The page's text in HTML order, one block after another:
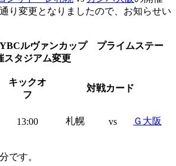
り変更となりましたので、お知らせい
ルヴァンカップ プライムステー
タジアム変更
キックオ
フ
対戦カード
13:00 札幌 vs Ｇ大阪
です。